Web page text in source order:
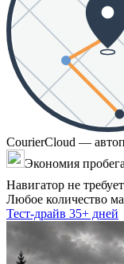
CourierCloud —
Экономия
Навигатор не
Любое количество
Тест-драйв 35+ дней